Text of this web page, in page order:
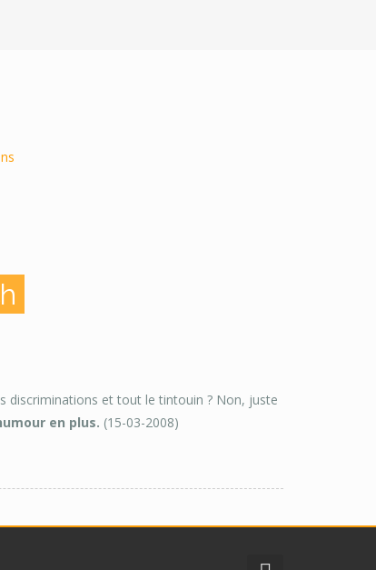
discriminations et tout le tintouin ? Non, juste
en plus. (15-03-2008)